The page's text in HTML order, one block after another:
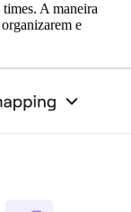
A maneira
e